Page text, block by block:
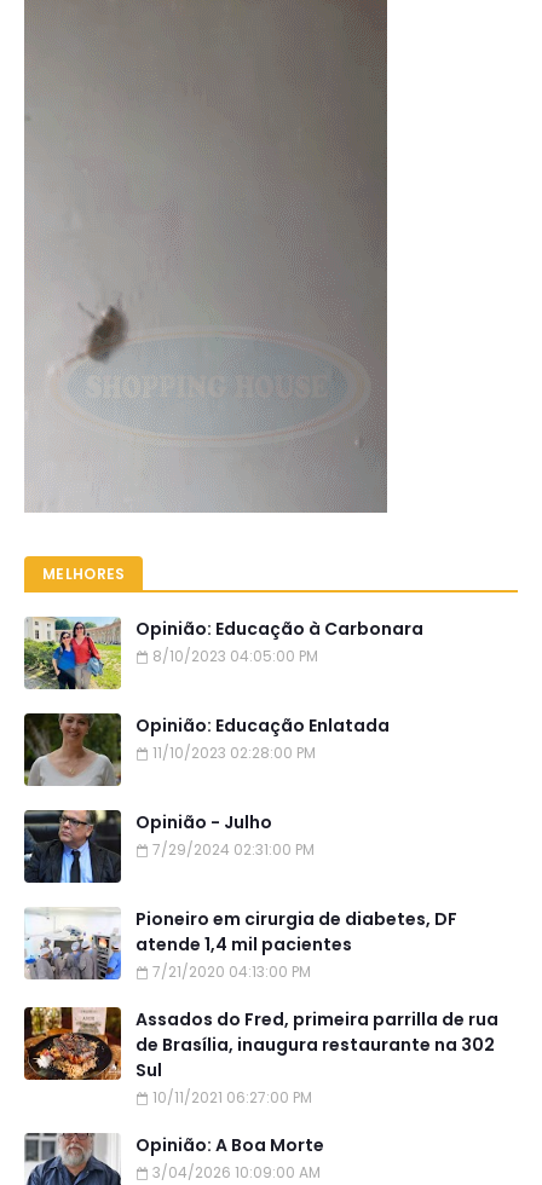
MELHORES
Opinião: Educação à Carbonara
8/10/2023 04:05:00 PM
Opinião: Educação Enlatada
11/10/2023 02:28:00 PM
Opinião - Julho
7/29/2024 02:31:00 PM
Pioneiro em cirurgia de diabetes, DF
atende 1,4 mil pacientes
7/21/2020 04:13:00 PM
Assados do Fred, primeira parrilla de rua
de Brasília, inaugura restaurante na 302
Sul
10/11/2021 06:27:00 PM
Opinião: A Boa Morte
3/04/2026 10:09:00 AM